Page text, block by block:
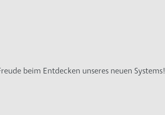
beim Entdecken unseres neuen Systems!